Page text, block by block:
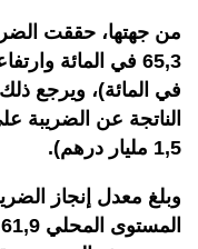
من جهتها، حققت
في المائة)، ويرجع
الناتجة عن الضريبة
1,5 مليار درهم).
وبلغ معدل إنجاز